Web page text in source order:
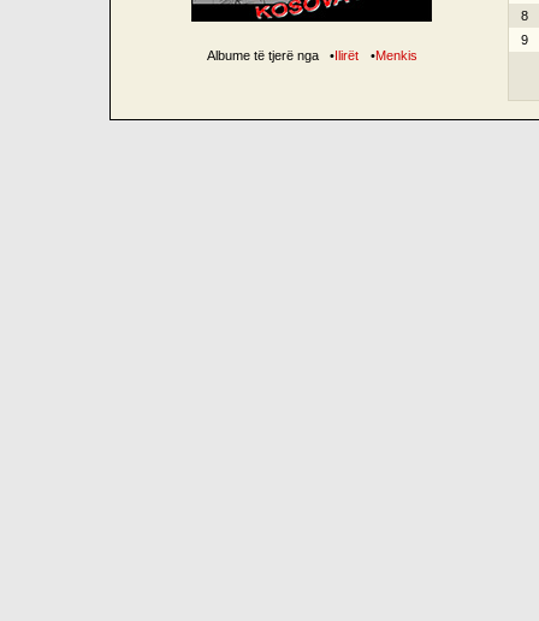
Albume të tjerë nga •Ilirët •Menkis
8
9